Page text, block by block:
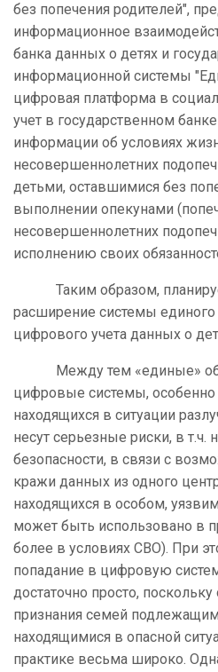
без попечения родителей",
информационное
банка данных о детях и
информационной системы
цифровая платформа в
учет в государственном
информации об условиях
несовершеннолетних
детьми, оставшимися без
выполнении опекунами
несовершеннолетних
исполнению своих
Таким образом,
расширение системы единого
цифрового учета данных о
Между тем «единые»
цифровые системы, особенно
находящихся в ситуации
несут серьезные риски, в т.ч.
безопасности, в связи с
кражи данных из одного
находящихся в особом,
может быть использовано в
более в условиях СВО). При
попадание в цифровую
достаточно просто,
признания семей
находящимися в опасной
практике весьма широко.